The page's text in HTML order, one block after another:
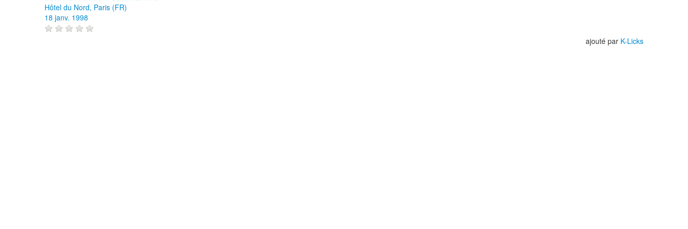
Hôtel du Nord, Paris (FR)
18 janv. 1998
ajouté par K-Licks